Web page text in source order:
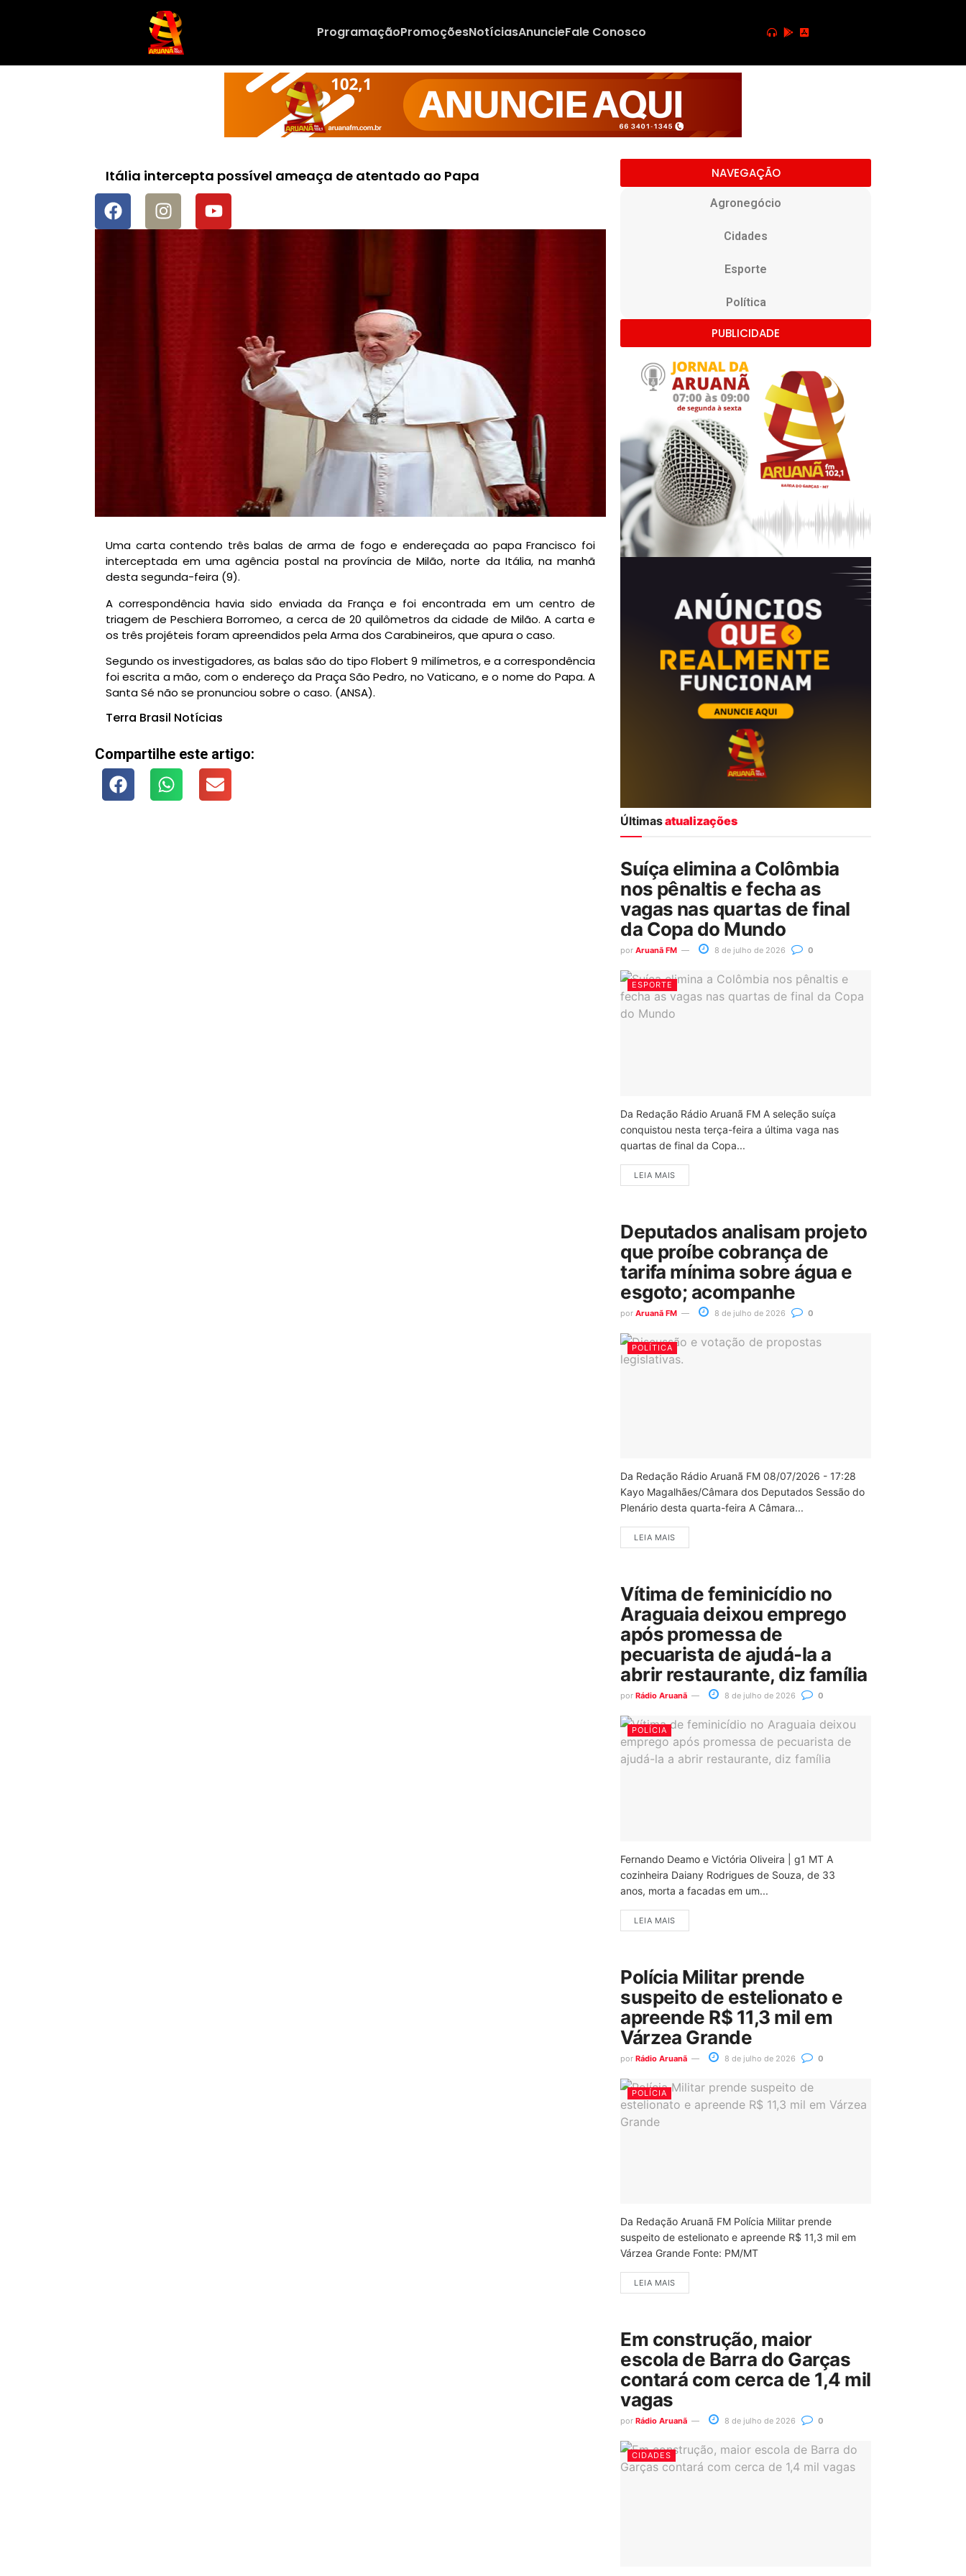
ProgramaçãoPromoçõesNotíciasAnuncieFale Conosco
Itália intercepta possível ameaça de atentado ao Papa
Uma carta contendo três balas de arma de fogo e endereçada ao papa Francisco foi
interceptada em uma agência postal na província de Milão, norte da Itália, na manhã
desta segunda-feira (9).
A correspondência havia sido enviada da França e foi encontrada em um centro de
triagem de Peschiera Borromeo, a cerca de 20 quilômetros da cidade de Milão. A carta e
os três projéteis foram apreendidos pela Arma dos Carabineiros, que apura o caso.
Segundo os investigadores, as balas são do tipo Flobert 9 milímetros, e a correspondência
foi escrita a mão, com o endereço da Praça São Pedro, no Vaticano, e o nome do Papa. A
Santa Sé não se pronunciou sobre o caso. (ANSA).
Terra Brasil Notícias
Compartilhe este artigo:
NAVEGAÇÃO
Agronegócio
Cidades
Esporte
Política
PUBLICIDADE
Últimasatualizações
Suíça elimina a Colômbia
nos pênaltis e fecha as
vagas nas quartas de final
da Copa do Mundo
por Aruanã FM 8 de julho de 2026 0
ESPORTE
Da Redação Rádio Aruanã FM A seleção suíça
conquistou nesta terça-feira a última vaga nas
quartas de final da Copa...
LEIA MAIS
Deputados analisam projeto
que proíbe cobrança de
tarifa mínima sobre água e
esgoto; acompanhe
por Aruanã FM 8 de julho de 2026 0
POLÍTICA
Da Redação Rádio Aruanã FM 08/07/2026 - 17:28
Kayo Magalhães/Câmara dos Deputados Sessão do
Plenário desta quarta-feira A Câmara...
LEIA MAIS
Vítima de feminicídio no
Araguaia deixou emprego
após promessa de
pecuarista de ajudá-la a
abrir restaurante, diz família
por Rádio Aruanã 8 de julho de 2026 0
POLÍCIA
Fernando Deamo e Victória Oliveira | g1 MT A
cozinheira Daiany Rodrigues de Souza, de 33
anos, morta a facadas em um...
LEIA MAIS
Polícia Militar prende
suspeito de estelionato e
apreende R$ 11,3 mil em
Várzea Grande
por Rádio Aruanã 8 de julho de 2026 0
POLÍCIA
Da Redação Aruanã FM Polícia Militar prende
suspeito de estelionato e apreende R$ 11,3 mil em
Várzea Grande Fonte: PM/MT
LEIA MAIS
Em construção, maior
escola de Barra do Garças
contará com cerca de 1,4 mil
vagas
por Rádio Aruanã 8 de julho de 2026 0
CIDADES